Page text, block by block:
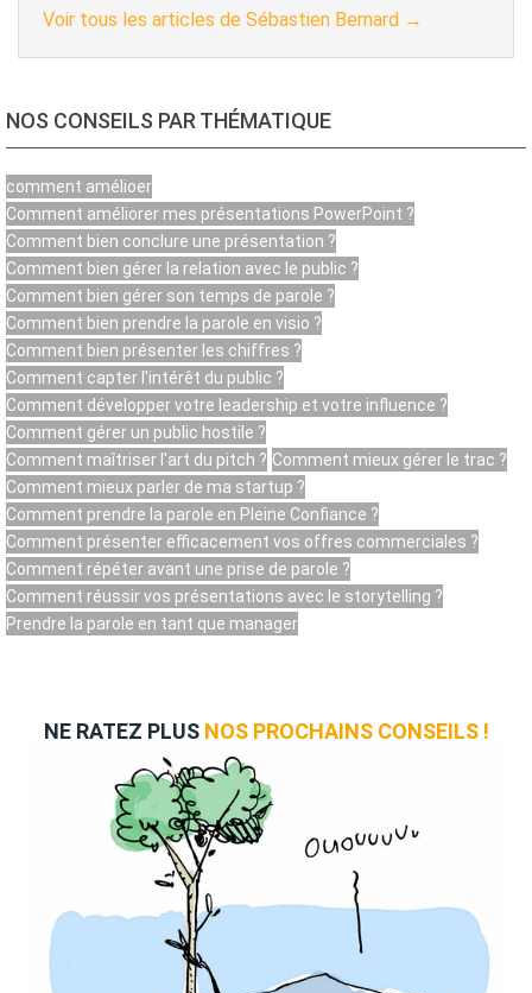
Voir tous les articles de Sébastien Bernard →
NOS CONSEILS PAR THÉMATIQUE
comment amélioer
Comment améliorer mes présentations PowerPoint ?
Comment bien conclure une présentation ?
Comment bien gérer la relation avec le public ?
Comment bien gérer son temps de parole ?
Comment bien prendre la parole en visio ?
Comment bien présenter les chiffres ?
Comment capter l'intérêt du public ?
Comment développer votre leadership et votre influence ?
Comment gérer un public hostile ?
Comment maîtriser l'art du pitch ? Comment mieux gérer le trac ?
Comment mieux parler de ma startup ?
Comment prendre la parole en Pleine Confiance ?
Comment présenter efficacement vos offres commerciales ?
Comment répéter avant une prise de parole ?
Comment réussir vos présentations avec le storytelling ?
Prendre la parole en tant que manager
NE RATEZ PLUS NOS PROCHAINS CONSEILS !